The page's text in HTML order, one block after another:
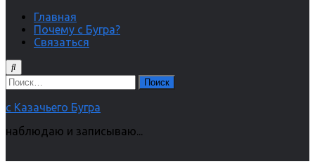
Главная
Почему с Бугра?
Связаться
Найти:
с Казачьего Бугра
наблюдаю и записываю...